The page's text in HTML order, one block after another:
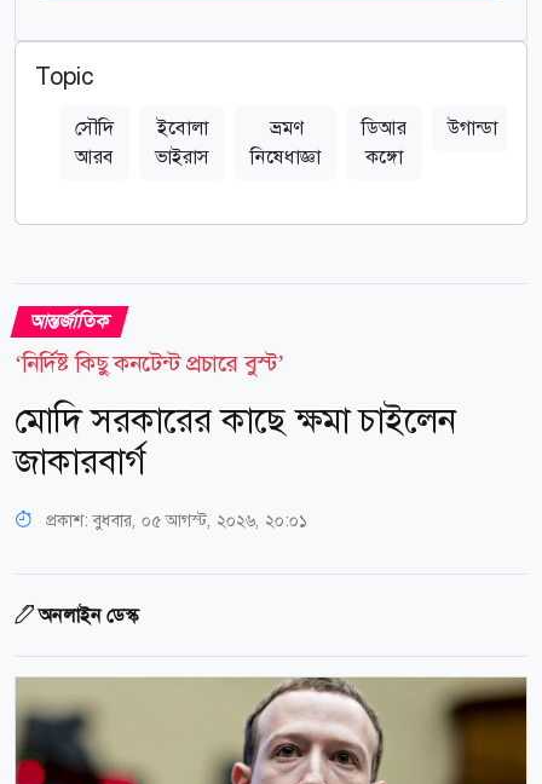
Topic
সৌদি
আরব
ইবোলা
ভাইরাস
ভ্রমণ
নিষেধাজ্ঞা
ডিআর
কঙ্গো
উগান্ডা
আন্তর্জাতিক
‘নির্দিষ্ট কিছু কনটেন্ট প্রচারে বুস্ট’
মোদি সরকারের কাছে ক্ষমা চাইলেন
জাকারবার্গ
প্রকাশ:বুধবার, ০৫ আগস্ট, ২০২৬, ২০:০১
অনলাইন ডেস্ক